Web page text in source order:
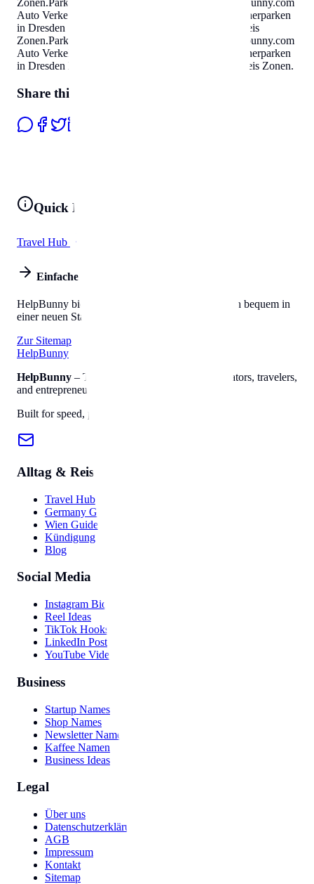
Auto Verkehr Parkausweis Zonen
Parken & Bewohnerparken
in Dresden
Auto Verkehr Parkausweis
Zonen.Parken & Bewohnerparken in Dresden
Helpbunny.com
Auto Verkehr Parkausweis Zonen
Parken & Bewohnerparken
in Dresden Helpbunny.com Auto Verkehr Parkausweis Zonen.
Share this page
Quick Links
Travel Hub
Einfaches Leben
HelpBunny bietet alles, was Sie brauchen, um sich bequem in
einer neuen Stadt einzuleben.
Zur Sitemap
HelpBunny
HelpBunny – The ultimate digital toolkit for creators, travelers,
and entrepreneurs.
Built for speed, privacy, and ease of use.
Alltag & Reise
Travel Hub
Germany Guide
Wien Guide
Kündigung
Blog
Social Media
Instagram Bio
Reel Ideas
TikTok Hooks
LinkedIn Post
YouTube Video
Business
Startup Names
Shop Names
Newsletter Names
Kaffee Namen
Business Ideas
Legal
Über uns
Datenschutzerklärung
AGB
Impressum
Kontakt
Sitemap